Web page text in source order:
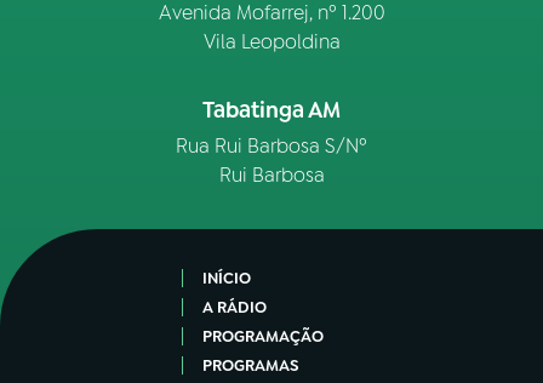
Avenida Mofarrej, nº 1.200
Vila Leopoldina
Tabatinga AM
Rua Rui Barbosa S/Nº
Rui Barbosa
INÍCIO
A RÁDIO
PROGRAMAÇÃO
PROGRAMAS